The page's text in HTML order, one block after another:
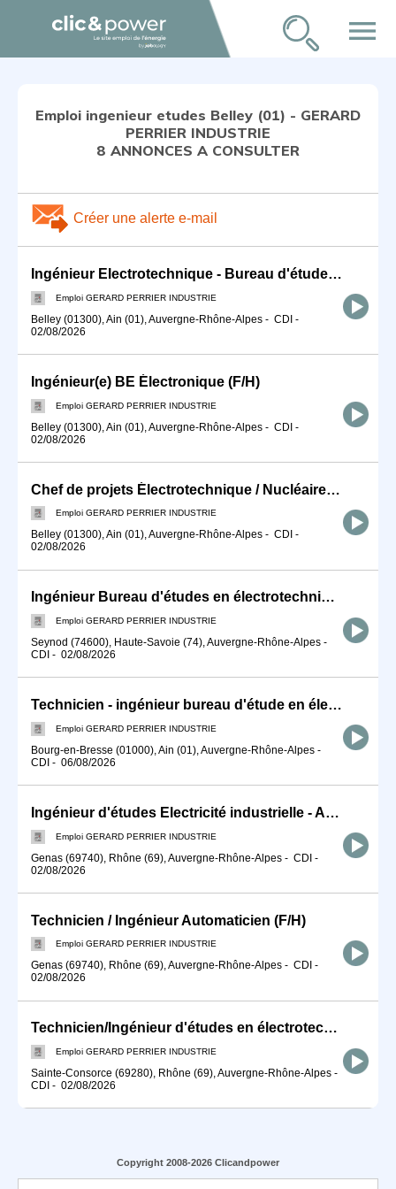
menu
Emploi ingenieur etudes Belley (01) - GERARD
PERRIER INDUSTRIE
8 ANNONCES A CONSULTER
Créer une alerte e-mail
Ingénieur Electrotechnique - Bureau d'études (F/H)
Emploi GERARD PERRIER INDUSTRIE
Belley (01300), Ain (01), Auvergne-Rhône-Alpes - CDI -
02/08/2026
Ingénieur(e) BE Électronique (F/H)
Emploi GERARD PERRIER INDUSTRIE
Belley (01300), Ain (01), Auvergne-Rhône-Alpes - CDI -
02/08/2026
Chef de projets Électrotechnique / Nucléaire (F/H)
Emploi GERARD PERRIER INDUSTRIE
Belley (01300), Ain (01), Auvergne-Rhône-Alpes - CDI -
02/08/2026
Ingénieur Bureau d'études en électrotechnique (F/H)
Emploi GERARD PERRIER INDUSTRIE
Seynod (74600), Haute-Savoie (74), Auvergne-Rhône-Alpes -
CDI - 02/08/2026
Technicien - ingénieur bureau d'étude en électricité industrielle F/H
Emploi GERARD PERRIER INDUSTRIE
Bourg-en-Bresse (01000), Ain (01), Auvergne-Rhône-Alpes -
CDI - 06/08/2026
Ingénieur d'études Electricité industrielle - Automatisme(F/H)
Emploi GERARD PERRIER INDUSTRIE
Genas (69740), Rhône (69), Auvergne-Rhône-Alpes - CDI -
02/08/2026
Technicien / Ingénieur Automaticien (F/H)
Emploi GERARD PERRIER INDUSTRIE
Genas (69740), Rhône (69), Auvergne-Rhône-Alpes - CDI -
02/08/2026
Technicien/Ingénieur d'études en électrotechnique (F/H)
Emploi GERARD PERRIER INDUSTRIE
Sainte-Consorce (69280), Rhône (69), Auvergne-Rhône-Alpes -
CDI - 02/08/2026
Copyright 2008-2026 Clicandpower